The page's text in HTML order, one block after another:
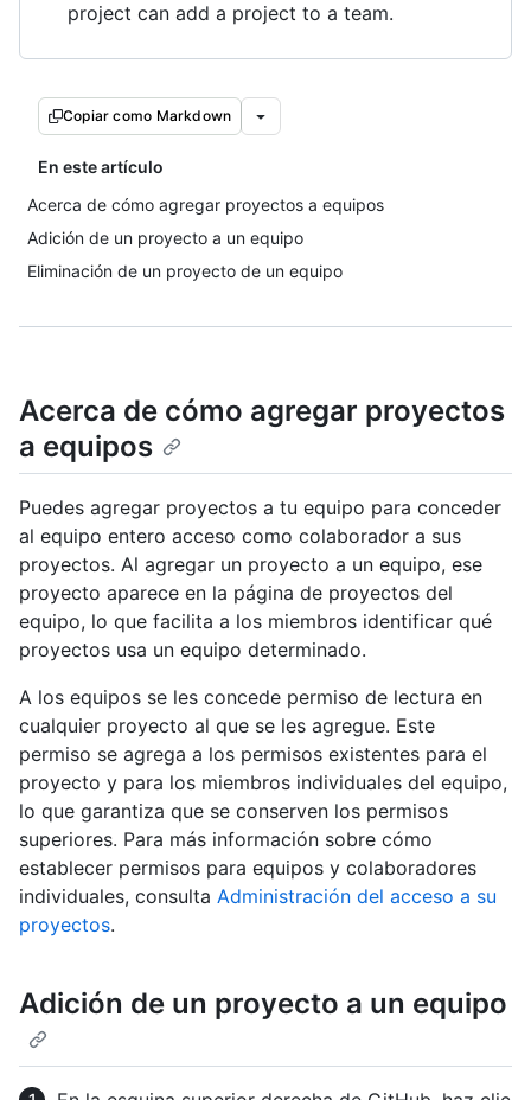
project can add a project to a team.
Copiar como Markdown
En este artículo
Acerca de cómo agregar proyectos a equipos
Adición de un proyecto a un equipo
Eliminación de un proyecto de un equipo
Acerca de cómo agregar proyectos
a equipos
Puedes agregar proyectos a tu equipo para conceder
al equipo entero acceso como colaborador a sus
proyectos. Al agregar un proyecto a un equipo, ese
proyecto aparece en la página de proyectos del
equipo, lo que facilita a los miembros identificar qué
proyectos usa un equipo determinado.
A los equipos se les concede permiso de lectura en
cualquier proyecto al que se les agregue. Este
permiso se agrega a los permisos existentes para el
proyecto y para los miembros individuales del equipo,
lo que garantiza que se conserven los permisos
superiores. Para más información sobre cómo
establecer permisos para equipos y colaboradores
individuales, consulta Administración del acceso a su
proyectos.
Adición de un proyecto a un equipo